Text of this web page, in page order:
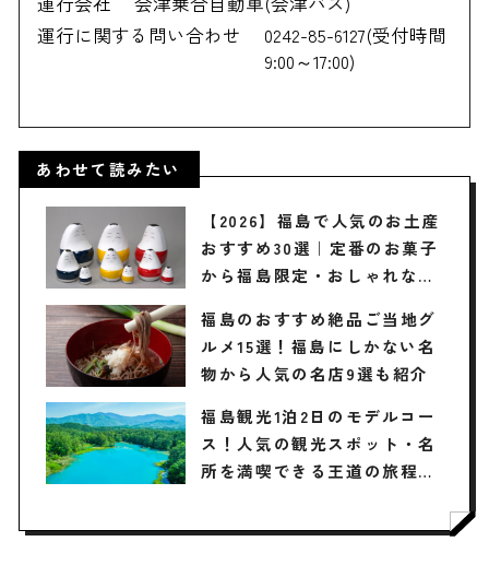
運行に関する問い合わせ
0242-85-6127(受付時間
9:00～17:00)
あわせて読みたい
【2026】福島で人気のお土産
おすすめ30選｜定番のお菓子
から福島限定・おしゃれなお
福島のおすすめ絶品ご当地グ
ルメ15選！福島にしかない名
物から人気の名店9選も紹介
福島観光1泊2日のモデルコー
ス！人気の観光スポット・名
所を満喫できる王道の旅程を